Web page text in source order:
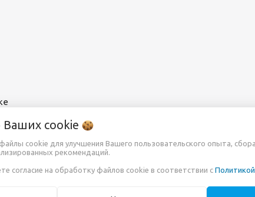
Ваших cookie
cookie для улучшения Вашего пользовательского опыта,
рекомендаций.
согласие на обработку файлов cookie в соответствии с